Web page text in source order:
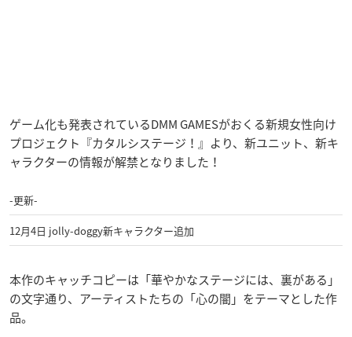
ゲーム化も発表されているDMM GAMESがおくる新規女性向け
プロジェクト『カタルシステージ！』より、新ユニット、新キ
ャラクターの情報が解禁となりました！
-更新-
12月4日 jolly-doggy新キャラクター追加
本作のキャッチコピーは「華やかなステージには、裏がある」
の文字通り、アーティストたちの「心の闇」をテーマとした作
品。